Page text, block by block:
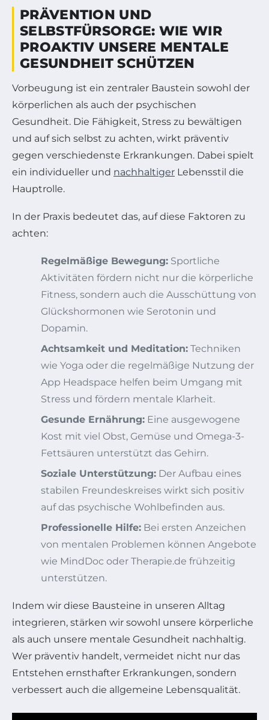
PRÄVENTION UND
SELBSTFÜRSORGE: WIE WIR
PROAKTIV UNSERE MENTALE
GESUNDHEIT SCHÜTZEN
Vorbeugung ist ein zentraler Baustein sowohl der
körperlichen als auch der psychischen
Gesundheit. Die Fähigkeit, Stress zu bewältigen
und auf sich selbst zu achten, wirkt präventiv
gegen verschiedenste Erkrankungen. Dabei spielt
ein individueller und nachhaltiger Lebensstil die
Hauptrolle.
In der Praxis bedeutet das, auf diese Faktoren zu
achten:
Regelmäßige Bewegung: Sportliche
Aktivitäten fördern nicht nur die körperliche
Fitness, sondern auch die Ausschüttung von
Glückshormonen wie Serotonin und
Dopamin.
Achtsamkeit und Meditation: Techniken
wie Yoga oder die regelmäßige Nutzung der
App Headspace helfen beim Umgang mit
Stress und fördern mentale Klarheit.
Gesunde Ernährung: Eine ausgewogene
Kost mit viel Obst, Gemüse und Omega-3-
Fettsäuren unterstützt das Gehirn.
Soziale Unterstützung: Der Aufbau eines
stabilen Freundeskreises wirkt sich positiv
auf das psychische Wohlbefinden aus.
Professionelle Hilfe: Bei ersten Anzeichen
von mentalen Problemen können Angebote
wie MindDoc oder Therapie.de frühzeitig
unterstützen.
Indem wir diese Bausteine in unseren Alltag
integrieren, stärken wir sowohl unsere körperliche
als auch unsere mentale Gesundheit nachhaltig.
Wer präventiv handelt, vermeidet nicht nur das
Entstehen ernsthafter Erkrankungen, sondern
verbessert auch die allgemeine Lebensqualität.